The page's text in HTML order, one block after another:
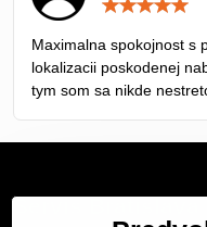
Maximalna spokojnost s
lokalizacii poskodenej
tym som sa nikde
Servis Bratislava